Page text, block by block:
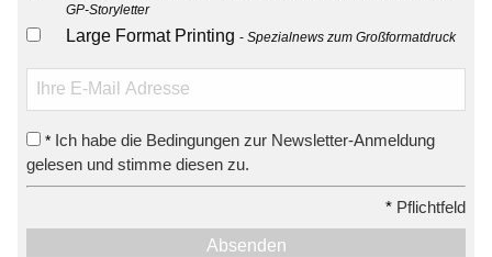
GP-Storyletter
Large Format Printing Spezialnews zum Großformatdruck
* Ich habe die Bedingungen zur Newsletter-Anmeldung
gelesen und stimme diesen zu.
* Pflichtfeld
Absenden